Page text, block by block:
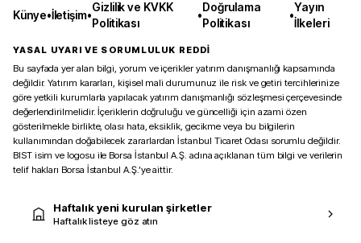
Künye•İletişim•
Gizlilik ve KVKK
Politikası
•
Doğrulama
Politikası
•
Yayın
İlkeleri
YASAL UYARI VE SORUMLULUK REDDİ
Bu sayfada yer alan bilgi, yorum ve içerikler yatırım danışmanlığı kapsamında
değildir. Yatırım kararları, kişisel mali durumunuz ile risk ve getiri tercihlerinize
göre yetkili kurumlarla yapılacak yatırım danışmanlığı sözleşmesi çerçevesinde
değerlendirilmelidir. İçeriklerin doğruluğu ve güncelliği için azami özen
gösterilmekle birlikte, olası hata, eksiklik, gecikme veya bu bilgilerin
kullanımından doğabilecek zararlardan İstanbul Ticaret Odası sorumlu değildir.
BIST isim ve logosu ile Borsa İstanbul A.Ş. adına açıklanan tüm bilgi ve verilerin
telif hakları Borsa İstanbul A.Ş.’ye aittir.
Haftalık yeni kurulan şirketler
Haftalık listeye göz atın